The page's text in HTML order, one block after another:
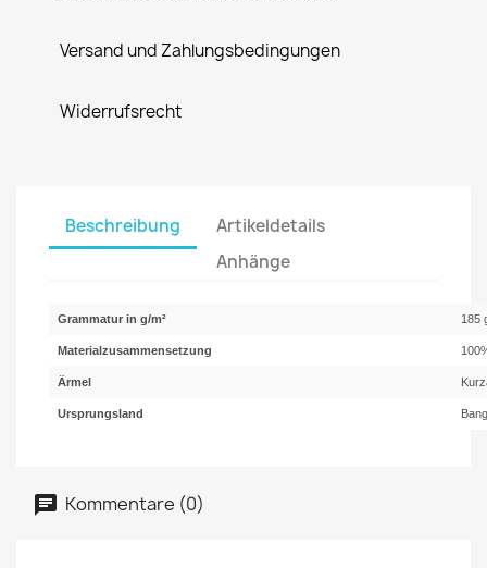
Versand und Zahlungsbedingungen
Widerrufsrecht
Beschreibung
Artikeldetails
Anhänge
Grammatur in g/m² 185
Materialzusammensetzung
Ärmel
Ursprungsland
Kommentare (0)